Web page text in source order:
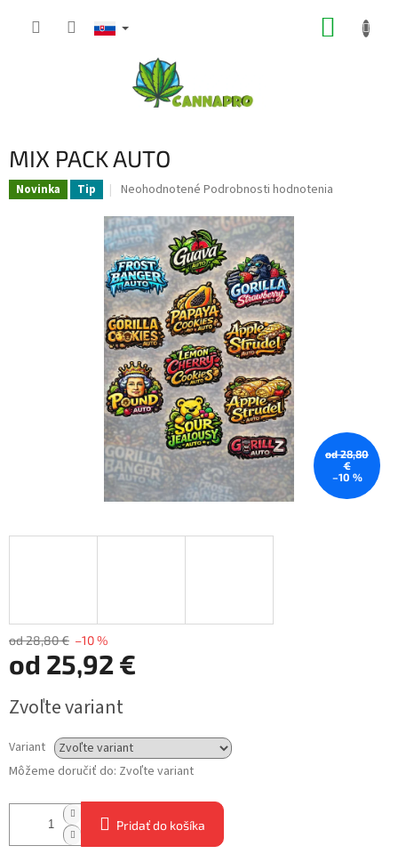
MIX PACK AUTO
Novinka Tip
Priemerné
produktu
je
0,0
z
5
hviezdičiek.
Neohodnotené Podrobnosti hodnotenia
od 28,80
€
–10 %
od 28,80 € –10 %
od 25,92 €
cena:
Zvoľte variant
Variant
Môžeme doručiť do: Zvoľte variant
Pridať do košíka